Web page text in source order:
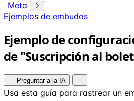
Meta
Ejemplos de embudos
Ejemplo de
de "Suscripción al
Preguntar a la IA
Usa esta guía para rastrear un